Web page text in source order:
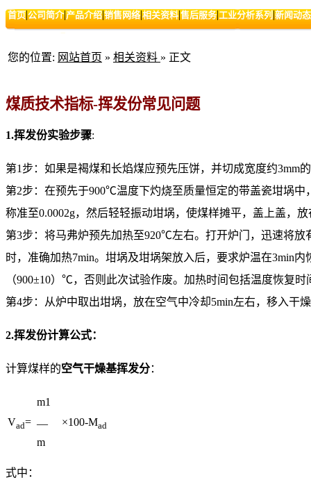
首页|公司简介|产品介绍|销售网络|相关资料|售后服务|工业分析系列 |新闻动态
您的位置: 网站首页 » 相关资料 » 正文
煤质技术指标-挥发份常见问题
1.挥发份实验步骤:
第1步：如果是褐煤和长焰煤应预先压饼，并切成宽度约3mm
第2步：在预先于900℃温度下灼烧至质量恒定的带盖瓷坩埚中
称准至0.0002g，然后轻轻振动坩埚，使煤样摊平，盖上盖，
第3步：将马弗炉预先加热至920℃左右。打开炉门，迅速将
时，准确加热7min。坩埚及坩埚架放入后，要求炉温在3min
（900±10）℃，否则此次试验作废。加热时间包括温度恢复时
第4步：从炉中取出坩埚，放在空气中冷却5min左右，移入干
2.挥发份计算公式：
计算煤样的空气干燥基挥发分：
m1
Vad= — ×100-Mad
m
式中：